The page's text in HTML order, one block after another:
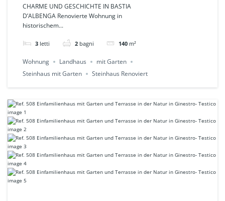
Dependance in antikem
Gebäude, Garten mit
Blick auf dem Kirchplatz
– Nähe Albenga
CHARME UND GESCHICHTE IN BASTIA
D’ALBENGA Renovierte Wohnung in
historischem...
3 letti 2 bagni 140 m²
Wohnung Landhaus
mit Garten
Steinhaus mit Garten
Steinhaus Renoviert